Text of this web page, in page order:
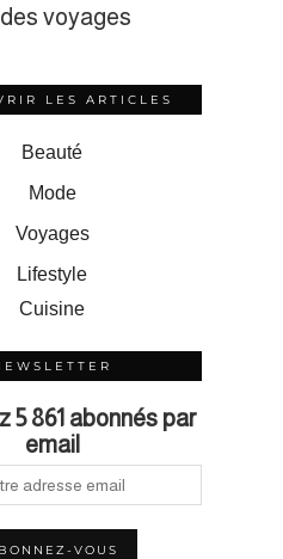
voyages
LES ARTICLES
Beauté
Mode
Voyages
Lifestyle
Cuisine
5 861 abonnés par
email